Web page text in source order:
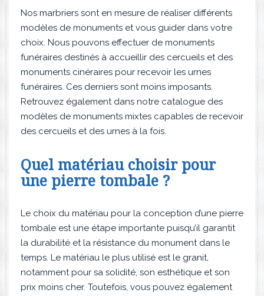
Nos marbriers sont en mesure de réaliser différents
modèles de monuments et vous guider dans votre
choix. Nous pouvons effectuer de monuments
funéraires destinés à accueillir des cercueils et des
monuments cinéraires pour recevoir les urnes
funéraires. Ces derniers sont moins imposants.
Retrouvez également dans notre catalogue des
modèles de monuments mixtes capables de recevoir
des cercueils et des urnes à la fois.
Quel matériau choisir pour
une pierre tombale ?
Le choix du matériau pour la conception d’une pierre
tombale est une étape importante puisqu’il garantit
la durabilité et la résistance du monument dans le
temps. Le matériau le plus utilisé est le granit,
notamment pour sa solidité, son esthétique et son
prix moins cher. Toutefois, vous pouvez également